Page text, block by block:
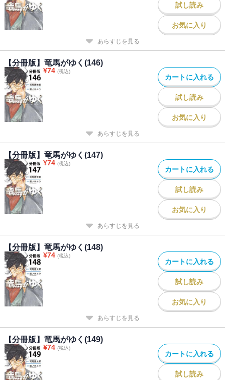
試し読み
お気に入り
あらすじを見る
【分冊版】竜馬がゆく(146)
¥74 (税込)
カートに入れる
試し読み
お気に入り
あらすじを見る
【分冊版】竜馬がゆく(147)
¥74 (税込)
カートに入れる
試し読み
お気に入り
あらすじを見る
【分冊版】竜馬がゆく(148)
¥74 (税込)
カートに入れる
試し読み
お気に入り
あらすじを見る
【分冊版】竜馬がゆく(149)
¥74 (税込)
カートに入れる
試し読み